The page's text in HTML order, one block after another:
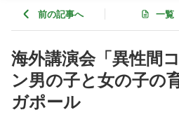
前の記事へ 一覧
海外講演会「異性間
ン男の子と女の子の
ガポール